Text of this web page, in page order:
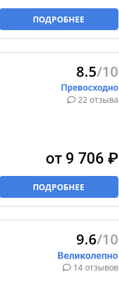
ПОДРОБНЕЕ
8.5/10
22 отзыва
от 9 706 ₽
ПОДРОБНЕЕ
9.6/10
14 отзывов